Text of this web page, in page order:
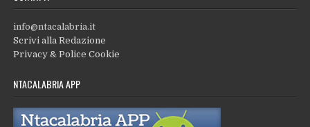
info@ntacalabria.it
Scrivi alla Redazione
Privacy & Police Cookie
NTACALABRIA APP